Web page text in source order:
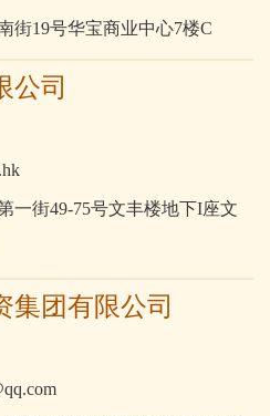
街19号华宝商业中心7楼C
公司
一街49-75号文丰楼地下I座文
集团有限公司